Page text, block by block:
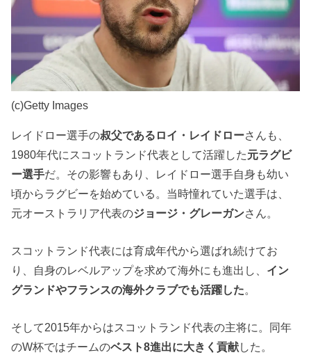
(c)Getty Images
レイドロー選手の叔父であるロイ・レイドローさんも、
1980年代にスコットランド代表として活躍した元ラグビ
ー選手だ。その影響もあり、レイドロー選手自身も幼い
頃からラグビーを始めている。当時憧れていた選手は、
元オーストラリア代表のジョージ・グレーガンさん。
スコットランド代表には育成年代から選ばれ続けてお
り、自身のレベルアップを求めて海外にも進出し、 イン
グランドやフランスの海外クラブでも活躍した。
そして2015年からはスコットランド代表の主将に。同年
のW杯ではチームのベスト8進出に大きく貢献した。